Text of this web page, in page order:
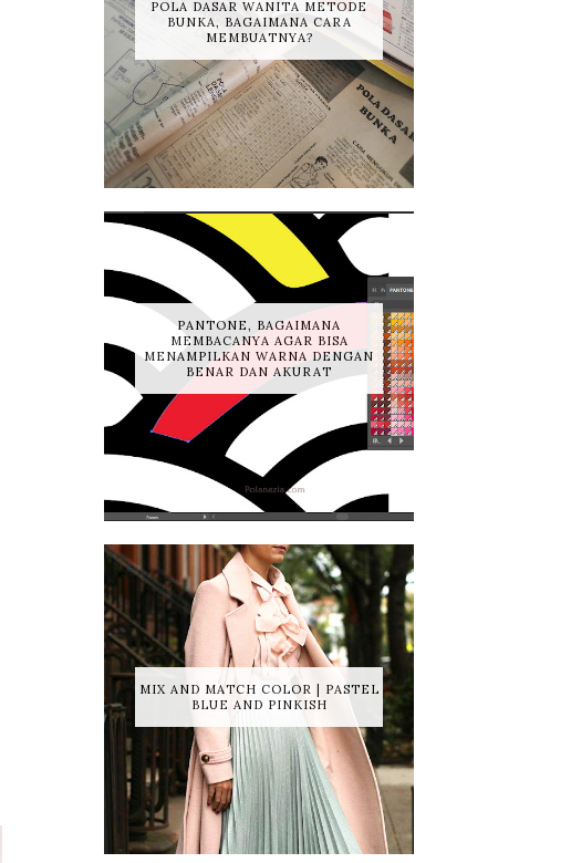
POLA DASAR WANITA METODE
BUNKA, BAGAIMANA CARA
MEMBUATNYA?
PANTONE, BAGAIMANA
MEMBACANYA AGAR BISA
MENAMPILKAN WARNA DENGAN
BENAR DAN AKURAT
MIX AND MATCH COLOR | PASTEL
BLUE AND PINKISH